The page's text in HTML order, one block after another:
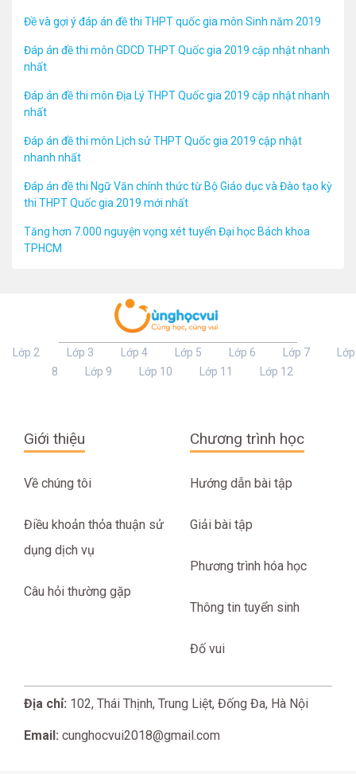
Đề và gợi ý đáp án đề thi THPT quốc gia môn Sinh năm 2019
Đáp án đề thi môn GDCD THPT Quốc gia 2019 cập nhật nhanh
nhất
Đáp án đề thi môn Địa Lý THPT Quốc gia 2019 cập nhật nhanh
nhất
Đáp án đề thi môn Lịch sử THPT Quốc gia 2019 cập nhật
nhanh nhất
Đáp án đề thi Ngữ Văn chính thức từ Bộ Giáo dục và Đào tạo kỳ
thi THPT Quốc gia 2019 mới nhất
Tăng hơn 7.000 nguyện vọng xét tuyển Đại học Bách khoa
TPHCM
Lớp 2 Lớp 3 Lớp 4 Lớp 5 Lớp 6 Lớp 7
Lớp
8
Lớp 9 Lớp 10 Lớp 11 Lớp 12
Giới thiệu
Về chúng tôi
Điều khoản thỏa thuận sử
dụng dịch vụ
Câu hỏi thường gặp
Chương trình học
Hướng dẫn bài tập
Giải bài tập
Phương trình hóa học
Thông tin tuyển sinh
Đố vui
Địa chỉ: 102, Thái Thịnh, Trung Liệt, Đống Đa, Hà Nội
Email: cunghocvui2018@gmail.com